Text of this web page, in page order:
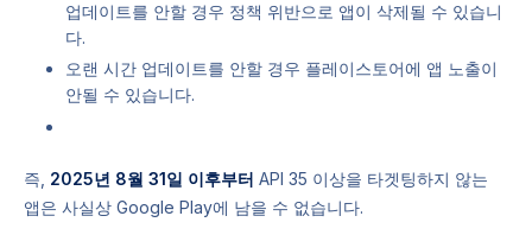
업데이트를 안할 경우 정책 위반으로 앱이 삭제될 수 있습니
다.
오랜 시간 업데이트를 안할 경우 플레이스토어에 앱 노출이
안될 수 있습니다.
즉, 2025년 8월 31일 이후부터 API 35 이상을 타겟팅하지 않는
앱은 사실상 Google Play에 남을 수 없습니다.